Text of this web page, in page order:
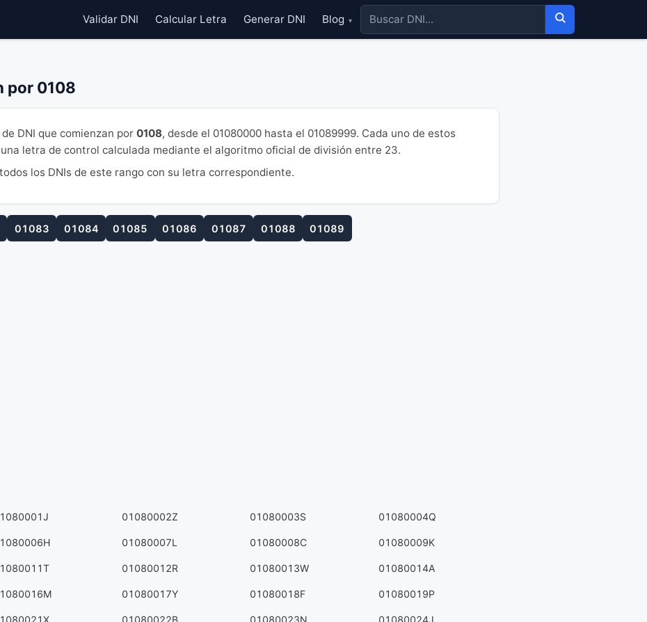
Validar DNI Calcular Letra Generar DNI Blog ▾
por 0108
DNI que comienzan por 0108, desde el 01080000 hasta el 01089999. Cada uno de estos
letra de control calculada mediante el algoritmo oficial de división entre 23.
los DNIs de este rango con su letra correspondiente.
01083 01084 01085 01086 01087 01088 01089
01080002Z 01080003S 01080004Q
01080007L 01080008C 01080009K
01080012R 01080013W 01080014A
01080017Y 01080018F 01080019P
01080022B 01080023N 01080024J